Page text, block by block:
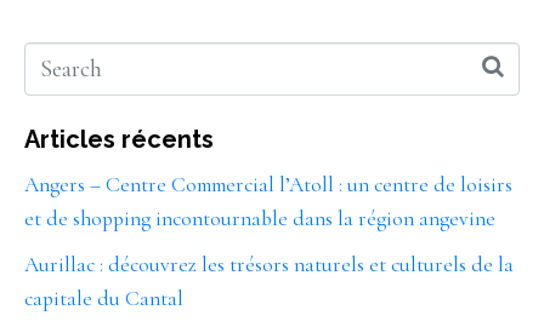
Articles récents
Angers – Centre Commercial l’Atoll : un centre de loisirs
et de shopping incontournable dans la région angevine
Aurillac : découvrez les trésors naturels et culturels de la
capitale du Cantal